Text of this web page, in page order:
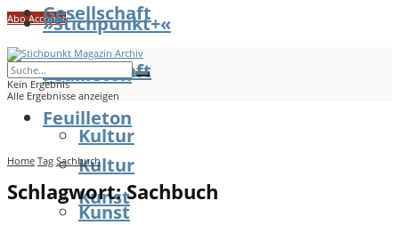
Abo AccountGesellschaft
Feuilleton
Kultur
Kunst
»Stichpunkt+«
Gesellschaft
Feuilleton
Kultur
Kunst
Kein Ergebnis
Alle Ergebnisse anzeigen
Home Tag Sachbuch
Schlagwort:Sachbuch